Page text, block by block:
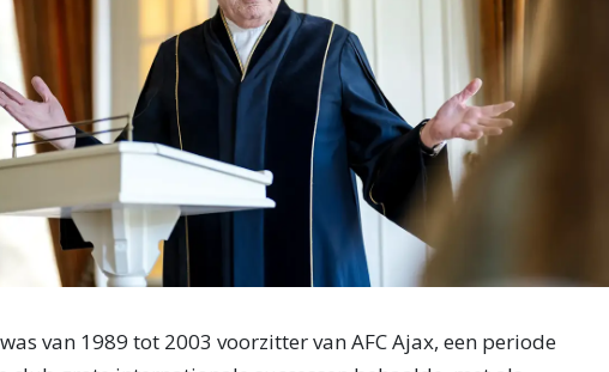
was van 1989 tot 2003 voorzitter van AFC Ajax, een periode